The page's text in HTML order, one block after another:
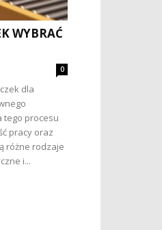
WYBRAĆ
0
dla
tego procesu
pracy oraz
różne rodzaje
i...